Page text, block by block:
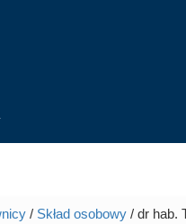
/ Skład osobowy/ dr hab.